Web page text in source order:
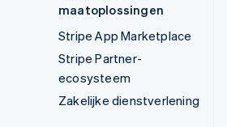
maatoplossingen
Stripe App Marketplace
Stripe Partner-
ecosysteem
Zakelijke dienstverlening